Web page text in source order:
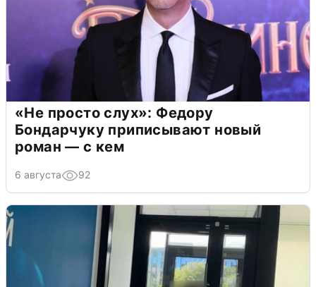
«Не просто слух»: Федору
Бондарчуку приписывают новый
роман — с кем
6 августа 92